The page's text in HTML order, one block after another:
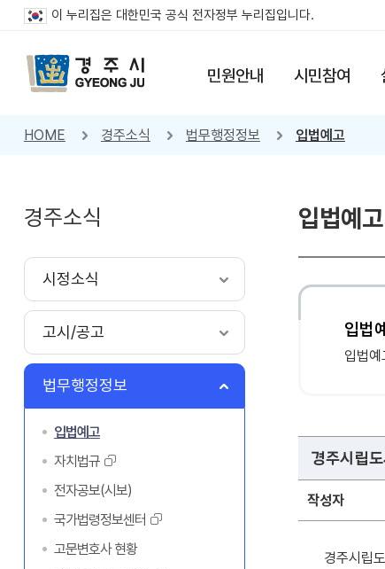
이 누리집은 대한민국 공식 전자정부 누리집입니다.
민원안내 시민참여
HOME 경주소식 법무행정정보 입법예고
경주소식
시정소식
고시/공고
법무행정정보
입법예고
자치법규
전자공보(시보)
국가법령정보센터
고문변호사 현황
입법예고
입법
입법
경주시립
작성자
경주시립